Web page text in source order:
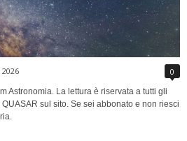
0
Astronomia. La lettura è riservata a tutti gli
sul sito. Se sei abbonato e non riesci